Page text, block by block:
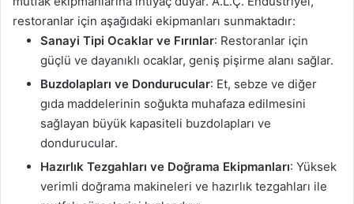
restoranlar için aşağıdaki ekipmanları sunmaktadır:
Sanayi Tipi Ocaklar ve Fırınlar: Restoranlar için
güçlü ve dayanıklı ocaklar, geniş pişirme alanı sağlar.
Buzdolapları ve Dondurucular: Et, sebze ve diğer
gıda maddelerinin soğukta muhafaza edilmesini
sağlayan büyük kapasiteli buzdolapları ve
dondurucular.
Hazırlık Tezgahları ve Doğrama Ekipmanları: Yüksek
verimli doğrama makineleri ve hazırlık tezgahları ile